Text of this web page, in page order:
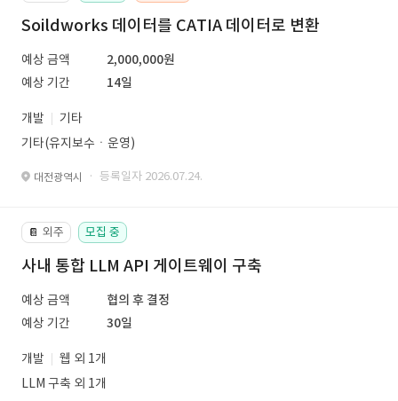
Soildworks 데이터를 CATIA 데이터로 변환
예상 금액
2,000,000원
예상 기간
14일
개발
기타
기타(유지보수ㆍ운영)
대전광역시 · 등록일자 2026.07.24.
📔 외주 모집 중
사내 통합 LLM API 게이트웨이 구축
예상 금액
협의 후 결정
예상 기간
30일
개발
웹 외 1개
LLM 구축 외 1개